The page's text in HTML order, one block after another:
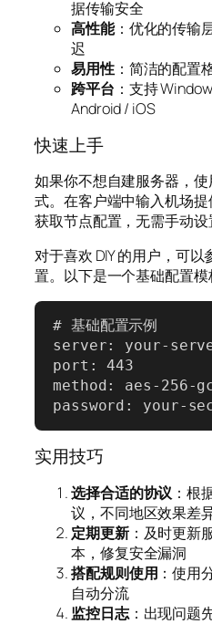
据传输安全
高性能：优化的传输
迟
易用性：简洁的配置
跨平台 ：支持
Android / iOS
快速上手
如果你不想自建服务器，使
式。在客户端中输入机场
获取节点配置，无需手动设
对于喜欢 DIY 的用户，可
置。以下是一个基础配置模
# 基础配置示例
server: your-
port: 443
method: aes-256-
password: your-
实用技巧
选择合适的协议 ：根
议，不同地区效果差
定期更新：及时更新
本，修复安全漏洞
搭配规则使用 ：使用
自动分流
监控日志：出现问题